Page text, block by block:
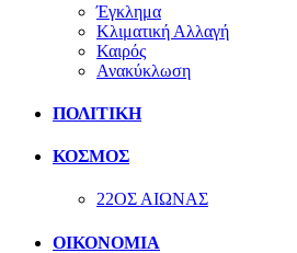
Έγκλημα
Κλιματική Αλλαγή
Καιρός
Ανακύκλωση
ΠΟΛΙΤΙΚΗ
ΚΟΣΜΟΣ
22ΟΣ ΑΙΩΝΑΣ
ΟΙΚΟΝΟΜΙΑ